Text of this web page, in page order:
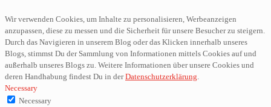
Wir verwenden Cookies, um Inhalte zu personalisieren, Werbeanzeigen
anzupassen, diese zu messen und die Sicherheit für unsere Besucher zu steigern.
Durch das Navigieren in unserem Blog oder das Klicken innerhalb unseres
Blogs, stimmst Du der Sammlung von Informationen mittels Cookies auf und
außerhalb unseres Blogs zu. Weitere Informationen über unsere Cookies und
deren Handhabung findest Du in derDatenschutzerklärung.
Necessary
Necessary